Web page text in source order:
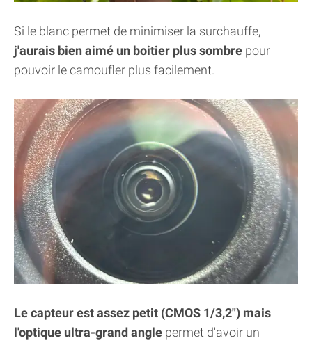
Si le blanc permet de minimiser la surchauffe,
j'aurais bien aimé un boitier plus sombre pour
pouvoir le camoufler plus facilement.
Le capteur est assez petit (CMOS 1/3,2") mais
l'optique ultra-grand angle permet d'avoir un